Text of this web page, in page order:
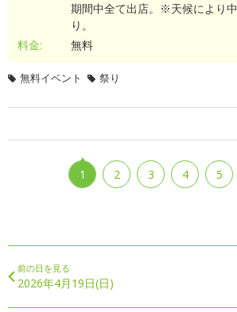
期間中全て出店。※天候により
り。
料金:
無料
無料イベント 祭り
1 2 3 4 5
前の日を見る
2026年4月19日(日)